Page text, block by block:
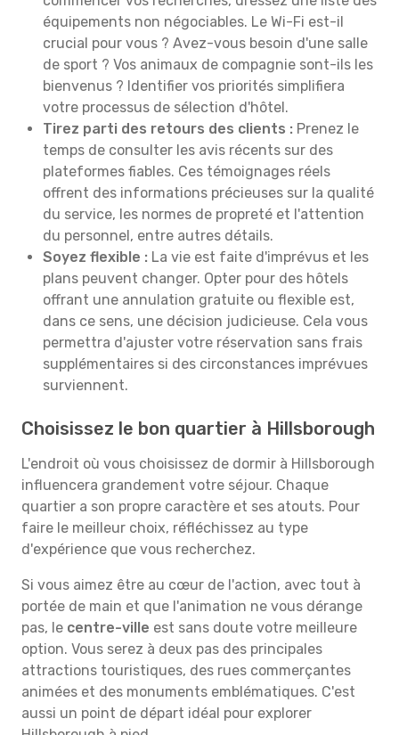
équipements non négociables. Le Wi-Fi est-il
crucial pour vous ? Avez-vous besoin d'une salle
de sport ? Vos animaux de compagnie sont-ils les
bienvenus ? Identifier vos priorités simplifiera
votre processus de sélection d'hôtel.
Tirez parti des retours des clients : Prenez le
temps de consulter les avis récents sur des
plateformes fiables. Ces témoignages réels
offrent des informations précieuses sur la qualité
du service, les normes de propreté et l'attention
du personnel, entre autres détails.
Soyez flexible : La vie est faite d'imprévus et les
plans peuvent changer. Opter pour des hôtels
offrant une annulation gratuite ou flexible est,
dans ce sens, une décision judicieuse. Cela vous
permettra d'ajuster votre réservation sans frais
supplémentaires si des circonstances imprévues
surviennent.
Choisissez le bon quartier à Hillsborough
L'endroit où vous choisissez de dormir à Hillsborough
influencera grandement votre séjour. Chaque
quartier a son propre caractère et ses atouts. Pour
faire le meilleur choix, réfléchissez au type
d'expérience que vous recherchez.
Si vous aimez être au cœur de l'action, avec tout à
portée de main et que l'animation ne vous dérange
pas, le centre-ville est sans doute votre meilleure
option. Vous serez à deux pas des principales
attractions touristiques, des rues commerçantes
animées et des monuments emblématiques. C'est
aussi un point de départ idéal pour explorer